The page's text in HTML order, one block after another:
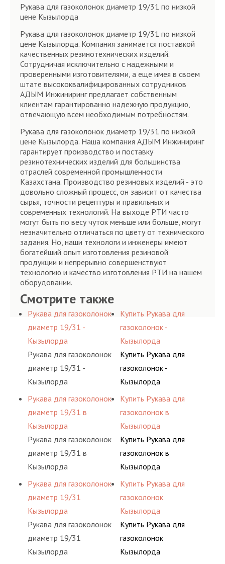
Рукава для газоколонок диаметр 19/31 по низкой
цене Кызылорда
Рукава для газоколонок диаметр 19/31 по низкой
цене Кызылорда. Компания занимается поставкой
качественных резинотехнических изделий.
Сотрудничая исключительно с надежными и
проверенными изготовителями, а еще имея в своем
штате высококвалифицированных сотрудников
АДЫМ Инжиниринг предлагает собственным
клиентам гарантированно надежную продукцию,
отвечающую всем необходимым потребностям.
Рукава для газоколонок диаметр 19/31 по низкой
цене Кызылорда. Наша компания АДЫМ Инжиниринг
гарантирует производство и поставку
резинотехнических изделий для большинства
отраслей современной промышленности
Казахстана. Производство резиновых изделий - это
довольно сложный процесс, он зависит от качества
сырья, точности рецептуры и правильных и
современных технологий. На выходе РТИ часто
могут быть по весу чуток меньше или больше, могут
незначительно отличаться по цвету от технического
задания. Но, наши технологи и инженеры имеют
богатейший опыт изготовления резиновой
продукции и непрерывно совершенствуют
технологию и качество изготовления РТИ на нашем
оборудовании.
Смотрите также
Рукава для газоколонок
диаметр 19/31 -
Кызылорда
Рукава для газоколонок
диаметр 19/31 -
Кызылорда
Рукава для газоколонок
диаметр 19/31 в
Кызылорда
Рукава для газоколонок
диаметр 19/31 в
Кызылорда
Рукава для газоколонок
диаметр 19/31
Кызылорда
Рукава для газоколонок
диаметр 19/31
Кызылорда
Купить Рукава для
газоколонок -
Кызылорда
Купить Рукава для
газоколонок -
Кызылорда
Купить Рукава для
газоколонок в
Кызылорда
Купить Рукава для
газоколонок в
Кызылорда
Купить Рукава для
газоколонок
Кызылорда
Купить Рукава для
газоколонок
Кызылорда